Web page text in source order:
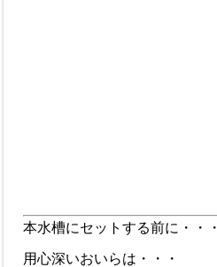
本水槽にセットする前に・・・
用心深いおいらは・・・